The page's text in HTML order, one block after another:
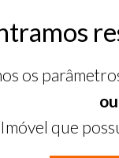
os
ou
que